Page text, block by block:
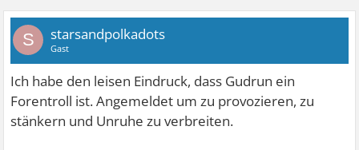
S starsandpolkadots
Gast
Ich habe den leisen Eindruck, dass Gudrun ein
Forentroll ist. Angemeldet um zu provozieren, zu
stänkern und Unruhe zu verbreiten.